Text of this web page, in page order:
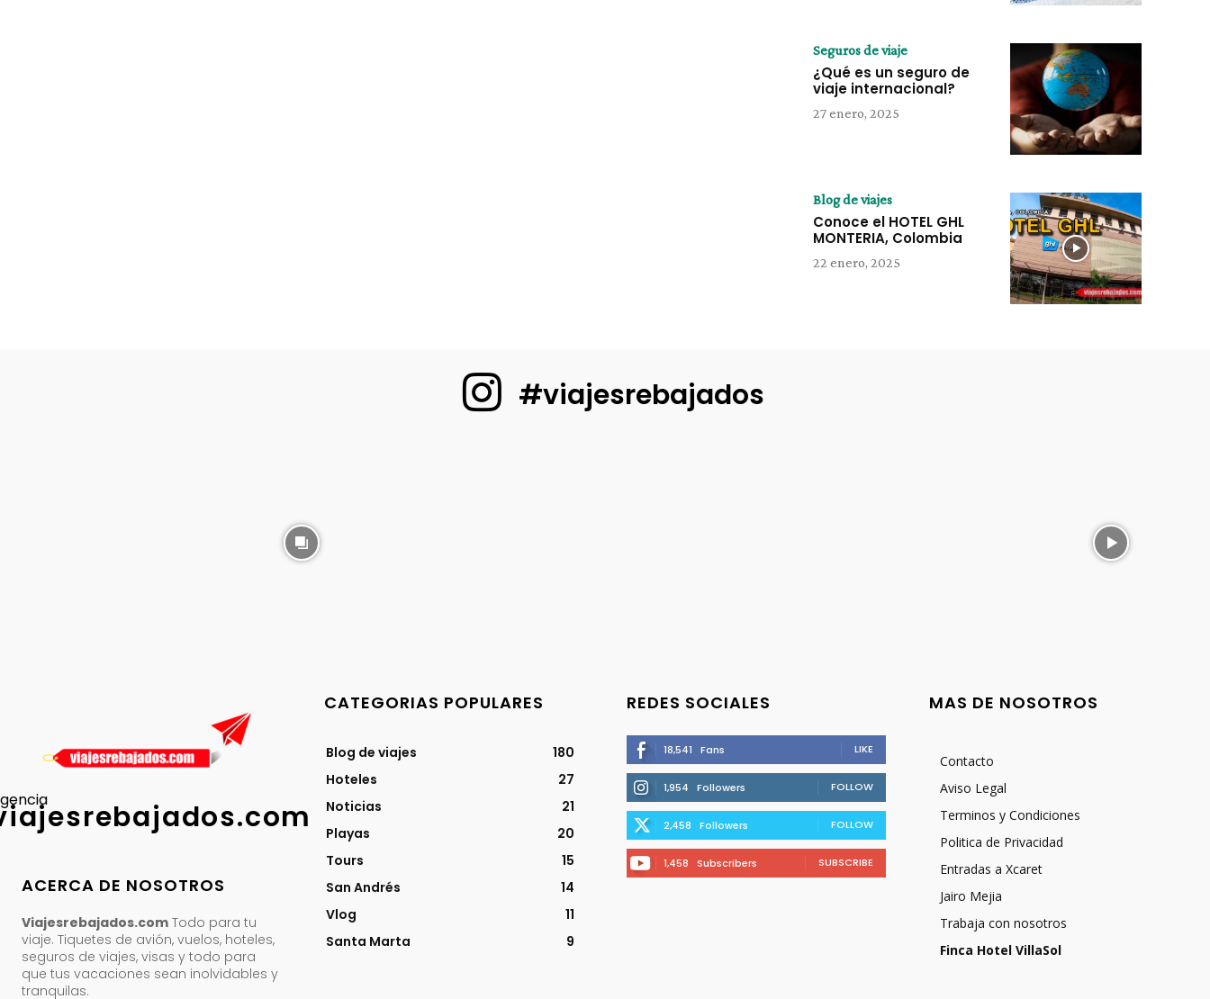
Seguros de viaje
¿Qué es un seguro de
viaje internacional?
27 enero, 2025
Blog de viajes
Conoce el HOTEL GHL
MONTERIA, Colombia
22 enero, 2025
#viajesrebajados
ACERCA DE NOSOTROS
Viajesrebajados.com Todo para tu
viaje. Tiquetes de avión, vuelos, hoteles,
seguros de viajes, visas y todo para
que tus vacaciones sean inolvidables y
tranquilas.
CATEGORIAS POPULARES
Blog de viajes
180
Hoteles
27
Noticias
21
Playas
20
Tours
15
San Andrés
14
Vlog
11
Santa Marta
9
REDES SOCIALES
18,541 Fans LIKE
1,954 Followers FOLLOW
2,458 Followers FOLLOW
1,458 Subscribers SUBSCRIBE
MAS DE NOSOTROS
Contacto
Aviso Legal
Terminos y Condiciones
Politica de Privacidad
Entradas a Xcaret
Jairo Mejia
Trabaja con nosotros
Finca Hotel VillaSol